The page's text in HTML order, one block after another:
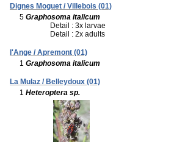
Dignes Moguet / Villebois (01)
5 Graphosoma italicum
Detail : 3x larvae
Detail : 2x adults
l'Ange / Apremont (01)
1 Graphosoma italicum
La Mulaz / Belleydoux (01)
1 Heteroptera sp.